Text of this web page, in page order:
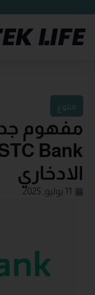
متنوع
مفهوم
الادخاري
11 يوليو, 2025